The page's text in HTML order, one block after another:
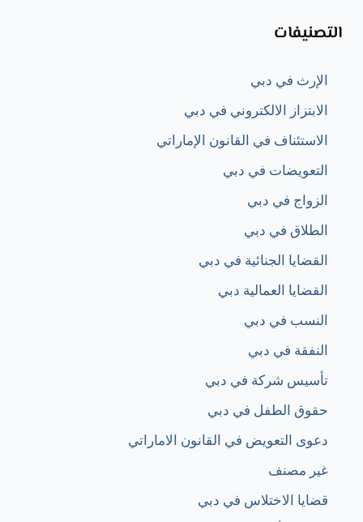
التصنيفات
الإرث في دبي
الابتزاز الالكتروني في دبي
الاستئناف في القانون الإماراتي
التعويضات في دبي
الزواج في دبي
الطلاق في دبي
القضايا الجنائية في دبي
القضايا العمالية دبي​
النسب في دبي
النفقة في دبي
تأسيس شركة في دبي
حقوق الطفل في دبي
دعوى التعويض في القانون الاماراتي
غير مصنف
قضايا الاختلاس في دبي